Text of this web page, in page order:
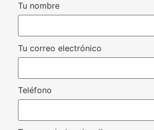
Tu nombre
Tu correo electrónico
Teléfono